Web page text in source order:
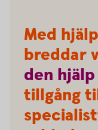
Med
breddar
den hjälp
tillgång